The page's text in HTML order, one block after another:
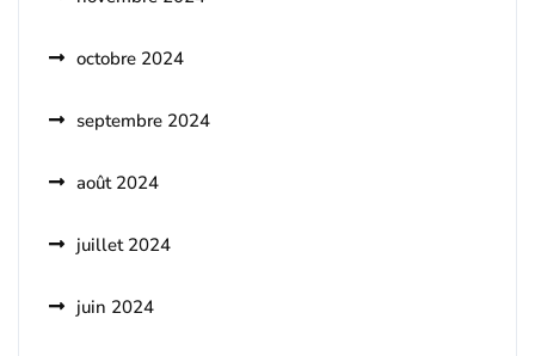
octobre 2024
septembre 2024
août 2024
juillet 2024
juin 2024